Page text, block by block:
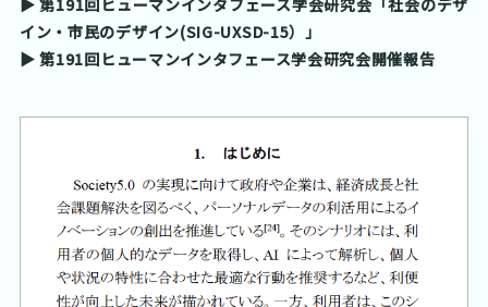
▶︎ 第191回ヒューマンインタフェース学会研究会「社会のデザ
イン・市民のデザイン(SIG-UXSD-15）」
▶︎ 第191回ヒューマンインタフェース学会研究会開催報告